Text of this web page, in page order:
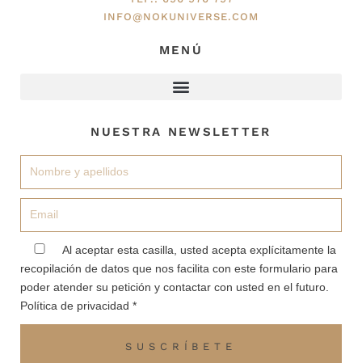
INFO@NOKUNIVERSE.COM
MENÚ
NUESTRA NEWSLETTER
aceptacionAl aceptar esta casilla, usted acepta explícitamente la
recopilación de datos que nos facilita con este formulario para
poder atender su petición y contactar con usted en el futuro.
Política de privacidad *
SUSCRÍBETE